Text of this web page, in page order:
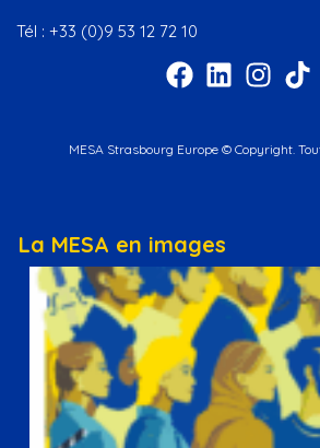
Tél : +33 (0)9 53 12 72 10
MESA Strasbourg Europe © Copyright.
La MESA en images